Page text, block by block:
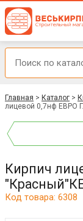
Главная > Каталог >
лицевой 0,7нф ЕВРО
Кирпич
Код товара: 6308